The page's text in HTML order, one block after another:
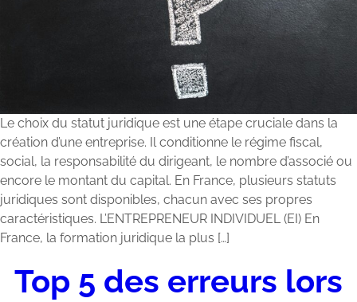
Le choix du statut juridique est une étape cruciale dans la
création d’une entreprise. Il conditionne le régime fiscal,
social, la responsabilité du dirigeant, le nombre d’associé ou
encore le montant du capital. En France, plusieurs statuts
juridiques sont disponibles, chacun avec ses propres
caractéristiques. L’ENTREPRENEUR INDIVIDUEL (EI) En
France, la formation juridique la plus […]
Top 5 des erreurs lors